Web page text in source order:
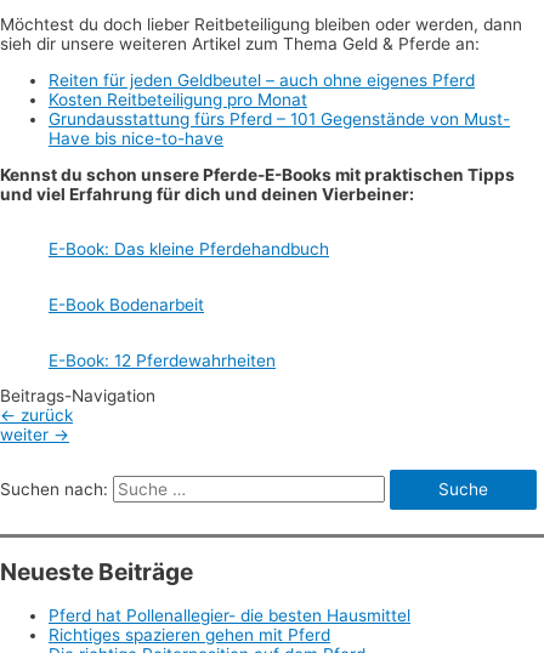
Möchtest du doch lieber Reitbeteiligung bleiben oder werden, dann
sieh dir unsere weiteren Artikel zum Thema Geld & Pferde an:
Reiten für jeden Geldbeutel – auch ohne eigenes Pferd
Kosten Reitbeteiligung pro Monat
Grundausstattung fürs Pferd – 101 Gegenstände von Must-
Have bis nice-to-have
Kennst du schon unsere Pferde-E-Books mit praktischen Tipps
und viel Erfahrung für dich und deinen Vierbeiner:
E-Book: Das kleine Pferdehandbuch
E-Book Bodenarbeit
E-Book: 12 Pferdewahrheiten
Beitrags-Navigation
← zurück
weiter →
Suchen nach:
Neueste Beiträge
Pferd hat Pollenallegier- die besten Hausmittel
Richtiges spazieren gehen mit Pferd